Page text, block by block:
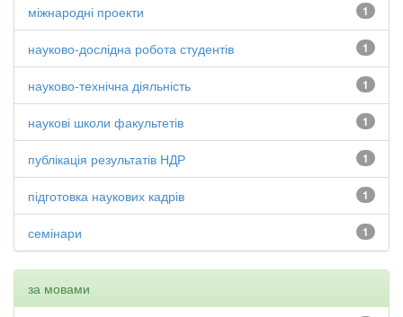
1
міжнародні проекти
1
науково-дослідна робота студентів
1
науково-технічна діяльність
1
наукові школи факультетів
1
публікація результатів НДР
1
підготовка наукових кадрів
1
семінари
за мовами